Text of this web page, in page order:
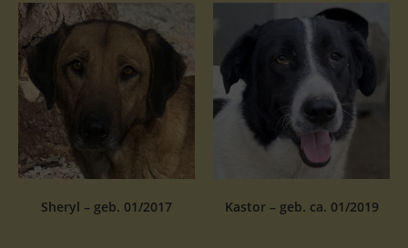
Sheryl – geb. 01/2017 Kastor – geb. ca. 01/2019